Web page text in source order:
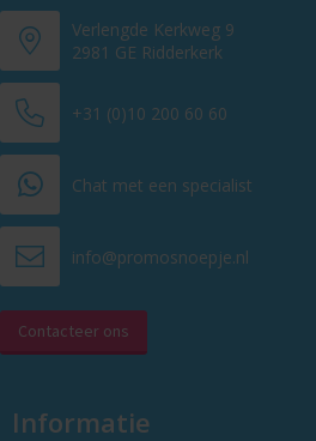
Verlengde Kerkweg 9
2981 GE Ridderkerk
+31 (0)10 200 60 60
Chat met een specialist
info@promosnoepje.nl
Contacteer ons
Informatie